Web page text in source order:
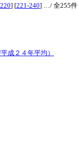
] [221-240] …/ 全255件
成２４年平均）